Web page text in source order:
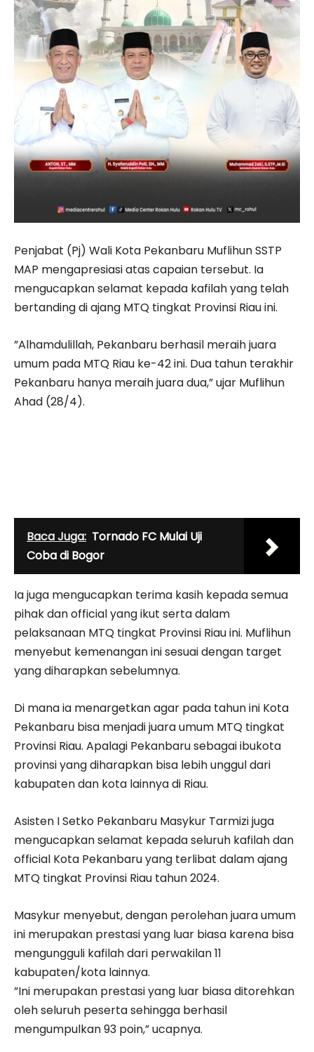
Penjabat (Pj) Wali Kota Pekanbaru Muflihun SSTP
MAP mengapresiasi atas capaian tersebut. Ia
mengucapkan selamat kepada kafilah yang telah
bertanding di ajang MTQ tingkat Provinsi Riau ini.
”Alhamdulillah, Pekanbaru berhasil meraih juara
umum pada MTQ Riau ke-42 ini. Dua tahun terakhir
Pekanbaru hanya meraih juara dua,” ujar Muflihun
Ahad (28/4).
Baca Juga: Tornado FC Mulai Uji
Coba di Bogor
Ia juga mengucapkan terima kasih kepada semua
pihak dan official yang ikut serta dalam
pelaksanaan MTQ tingkat Provinsi Riau ini. Muflihun
menyebut kemenangan ini sesuai dengan target
yang diharapkan sebelumnya.
Di mana ia menargetkan agar pada tahun ini Kota
Pekanbaru bisa menjadi juara umum MTQ tingkat
Provinsi Riau. Apalagi Pekanbaru sebagai ibukota
provinsi yang diharapkan bisa lebih unggul dari
kabupaten dan kota lainnya di Riau.
Asisten I Setko Pekanbaru Masykur Tarmizi juga
mengucapkan selamat kepada seluruh kafilah dan
official Kota Pekanbaru yang terlibat dalam ajang
MTQ tingkat Provinsi Riau tahun 2024.
Masykur menyebut, dengan perolehan juara umum
ini merupakan prestasi yang luar biasa karena bisa
mengungguli kafilah dari perwakilan 11
kabupaten/kota lainnya.
”Ini merupakan prestasi yang luar biasa ditorehkan
oleh seluruh peserta sehingga berhasil
mengumpulkan 93 poin,” ucapnya.